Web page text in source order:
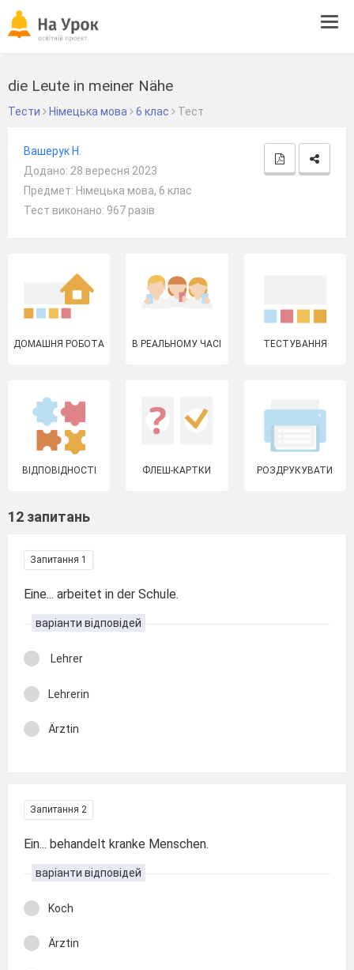
die Leute in meiner Nähe
Тести Німецька мова 6 клас Тест
Вашерук Н.
Додано: 28 вересня 2023
Предмет: Німецька мова, 6 клас
Тест виконано: 967 разів
ДОМАШНЯ РОБОТА В РЕАЛЬНОМУ ЧАСІ ТЕСТУВАННЯ
ВІДПОВІДНОСТІ ФЛЕШ-КАРТКИ РОЗДРУКУВАТИ
12 запитань
Запитання 1
Eine... arbeitet in der Schule.
варіанти відповідей
Lehrer
Lehrerin
Ärztin
Запитання 2
Ein... behandelt kranke Menschen.
варіанти відповідей
Koch
Ärztin